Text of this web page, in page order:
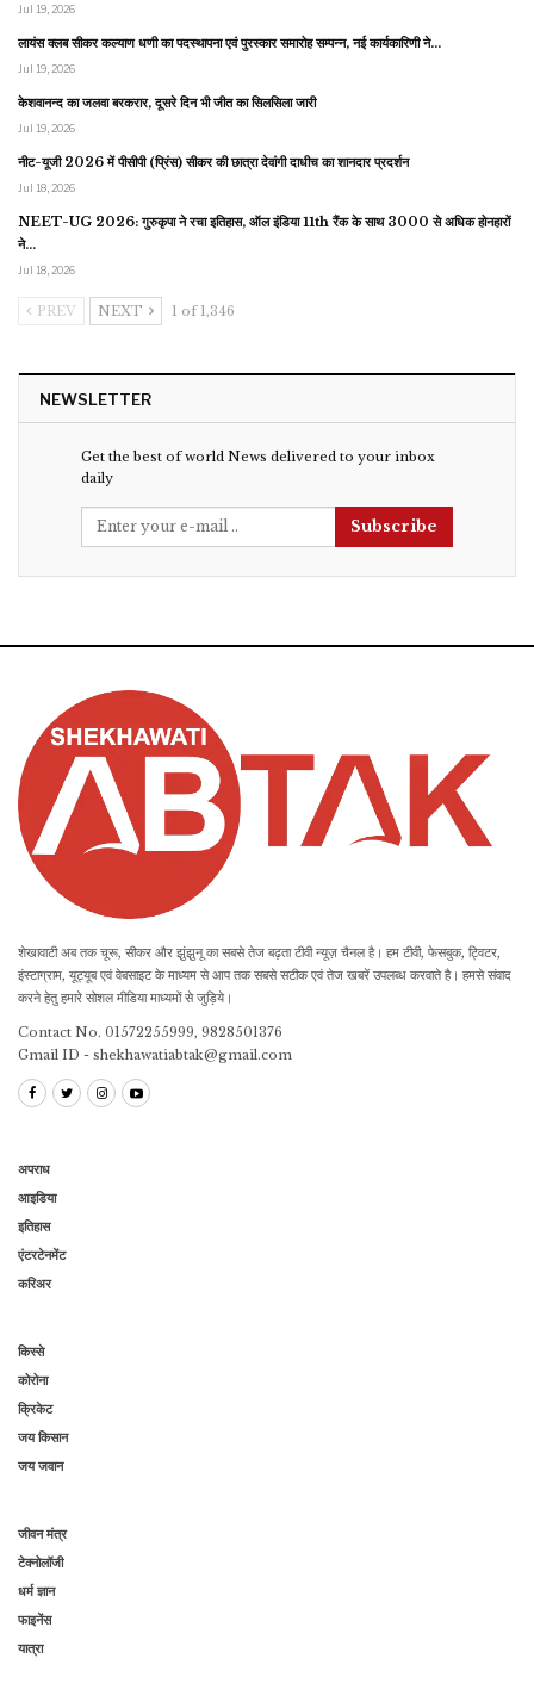
Jul 19, 2026
लायंस क्लब सीकर कल्याण धणी का पदस्थापना एवं पुरस्कार समारोह सम्पन्न, नई कार्यकारिणी ने…
Jul 19, 2026
केशवानन्द का जलवा बरकरार, दूसरे दिन भी जीत का सिलसिला जारी
Jul 19, 2026
नीट-यूजी 2026 में पीसीपी (प्रिंस) सीकर की छात्रा देवांगी दाधीच का शानदार प्रदर्शन
Jul 18, 2026
NEET-UG 2026: गुरुकृपा ने रचा इतिहास, ऑल इंडिया 11th रैंक के साथ 3000 से अधिक होनहारों
ने…
Jul 18, 2026
PREV NEXT 1 of 1,346
NEWSLETTER
Get the best of world News delivered to your inbox
daily
Subscribe
शेखावाटी अब तक चूरू, सीकर और झुंझुनू का सबसे तेज बढ़ता टीवी न्यूज़ चैनल है। हम टीवी, फेसबुक, ट्विटर,
इंस्टाग्राम, यूट्यूब एवं वेबसाइट के माध्यम से आप तक सबसे सटीक एवं तेज खबरें उपलब्ध करवाते है। हमसे संवाद
करने हेतु हमारे सोशल मीडिया माध्यमों से जुड़िये।
Contact No. 01572255999, 9828501376
Gmail ID - shekhawatiabtak@gmail.com
अपराध
आइडिया
इतिहास
एंटरटेनमेंट
करिअर
किस्से
कोरोना
क्रिकेट
जय किसान
जय जवान
जीवन मंत्र
टेक्नोलॉजी
धर्म ज्ञान
फाइनेंस
यात्रा